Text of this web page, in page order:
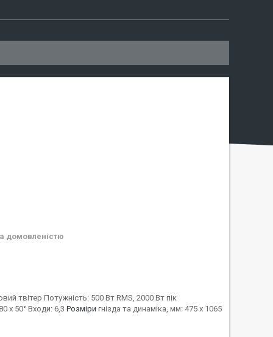
домовленістю
твітер Потужність: 500 Вт RMS, 2000 Вт пік
x 50° Входи: 6,3 Розміри гнізда та динаміка, мм: 475 x 1065